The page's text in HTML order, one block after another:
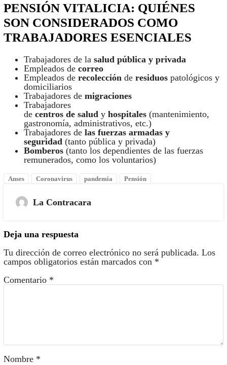
PENSIÓN VITALICIA: QUIÉNES
SON CONSIDERADOS COMO
TRABAJADORES ESENCIALES
Trabajadores de lasalud pública y privada
Empleados de correo
Empleados de recolecciónde residuos patológicos y
domiciliarios
Trabajadores de migraciones
Trabajadores
de centros de saludy hospitales(mantenimiento,
gastronomía, administrativos, etc.)
Trabajadores de las fuerzas armadas y
seguridad (tanto pública y privada)
Bomberos (tanto los dependientes de las fuerzas
remunerados, como los voluntarios)
Anses Coronavirus pandemia Pensión
La Contracara
Deja una respuesta
Tu dirección de correo electrónico no será publicada. Los
campos obligatorios están marcados con *
Comentario *
Nombre *